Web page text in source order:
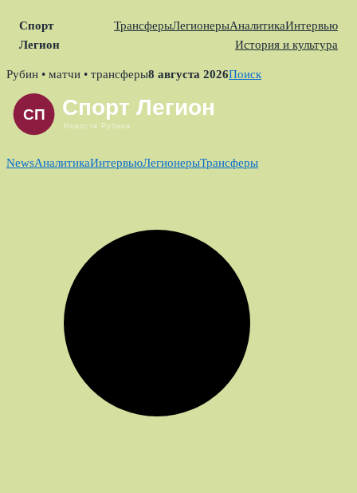
Спорт
Легион
ТрансферыЛегионерыАналитикаИнтервью
История и культура
Skip
content
Рубин • матчи • трансферы8 августа 2026Поиск
NewsАналитикаИнтервьюЛегионерыТрансферы